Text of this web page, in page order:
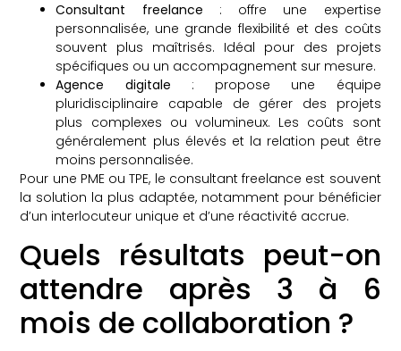
Consultant freelance : offre une expertise
personnalisée, une grande flexibilité et des coûts
souvent plus maîtrisés. Idéal pour des projets
spécifiques ou un accompagnement sur mesure.
Agence digitale : propose une équipe
pluridisciplinaire capable de gérer des projets
plus complexes ou volumineux. Les coûts sont
généralement plus élevés et la relation peut être
moins personnalisée.
Pour une PME ou TPE, le consultant freelance est souvent
la solution la plus adaptée, notamment pour bénéficier
d’un interlocuteur unique et d’une réactivité accrue.
Quels résultats peut-on
attendre après 3 à 6
mois de collaboration ?